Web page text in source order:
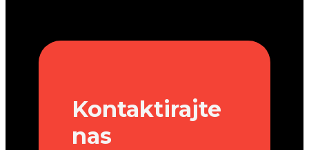
Kontaktirajte
nas